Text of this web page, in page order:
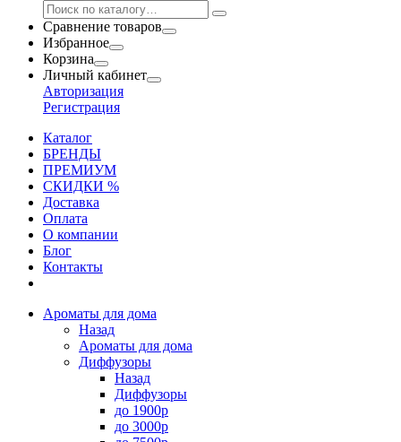
Сравнение товаров
Избранное
Корзина
Личный кабинет
Авторизация
Регистрация
Каталог
БРЕНДЫ
ПРЕМИУМ
СКИДКИ %
Доставка
Оплата
О компании
Блог
Контакты
Ароматы для дома
Назад
Ароматы для дома
Диффузоры
Назад
Диффузоры
до 1900р
до 3000р